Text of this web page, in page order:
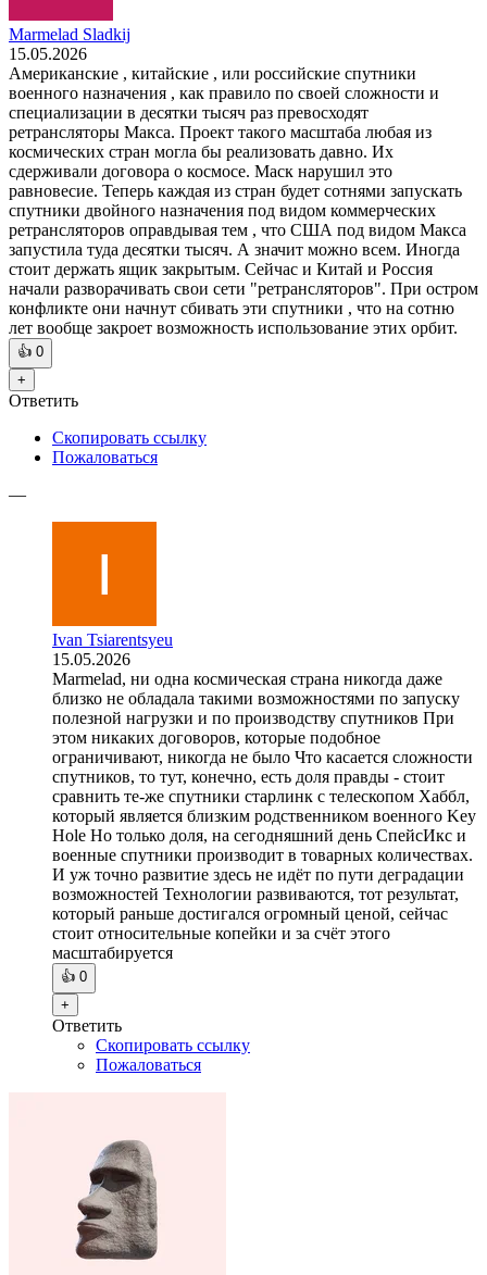
Marmelad Sladkij
15.05.2026
Американские , китайские , или российские спутники
военного назначения , как правило по своей сложности и
специализации в десятки тысяч раз превосходят
ретрансляторы Макса. Проект такого масштаба любая из
космических стран могла бы реализовать давно. Их
сдерживали договора о космосе. Маск нарушил это
равновесие. Теперь каждая из стран будет сотнями запускать
спутники двойного назначения под видом коммерческих
ретрансляторов оправдывая тем , что США под видом Макса
запустила туда десятки тысяч. А значит можно всем. Иногда
стоит держать ящик закрытым. Сейчас и Китай и Россия
начали разворачивать свои сети "ретрансляторов". При остром
конфликте они начнут сбивать эти спутники , что на сотню
лет вообще закроет возможность использование этих орбит.
👍 0
+
Ответить
Скопировать ссылку
Пожаловаться
—
Ivan Tsiarentsyeu
15.05.2026
Marmelad, ни одна космическая страна никогда даже
близко не обладала такими возможностями по запуску
полезной нагрузки и по производству спутников При
этом никаких договоров, которые подобное
ограничивают, никогда не было Что касается сложности
спутников, то тут, конечно, есть доля правды - стоит
сравнить те-же спутники старлинк с телескопом Хаббл,
который является близким родственником военного Key
Hole Но только доля, на сегодняшний день СпейсИкс и
военные спутники производит в товарных количествах.
И уж точно развитие здесь не идёт по пути деградации
возможностей Технологии развиваются, тот результат,
который раньше достигался огромный ценой, сейчас
стоит относительные копейки и за счёт этого
масштабируется
👍 0
+
Ответить
Скопировать ссылку
Пожаловаться